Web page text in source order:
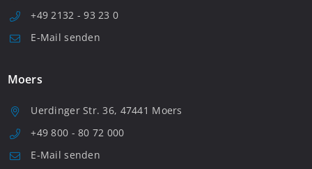
+49 2132 - 93 23 0
E-Mail senden
Moers
Uerdinger Str. 36, 47441 Moers
+49 800 - 80 72 000
E-Mail senden